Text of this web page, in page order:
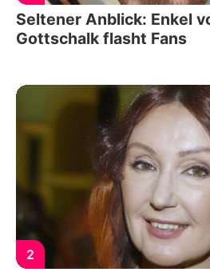
Seltener Anblick: Enkel
Gottschalk flasht Fans
2